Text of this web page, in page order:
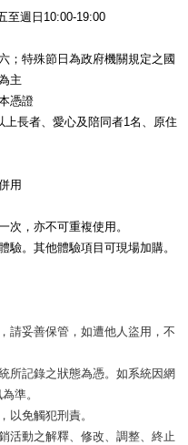
至週日10:00-19:00
；特殊節日為政府機關規定之國
主
憑證
長者、愛心及陪同者1名、原住
用
次，亦不可重複使用。
驗。其他體驗項目可現場加購。
請妥善保管，如遭他人盜用，不
所記錄之狀態為憑。如系統因網
準。
以免觸犯刑責。
活動之解釋、修改、調整、終止